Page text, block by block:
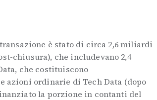
è stato di circa 2,6 miliardi
chiusura), che includevano 2,4
che costituiscono
azioni ordinarie di Tech Data (dopo
la porzione in contanti del